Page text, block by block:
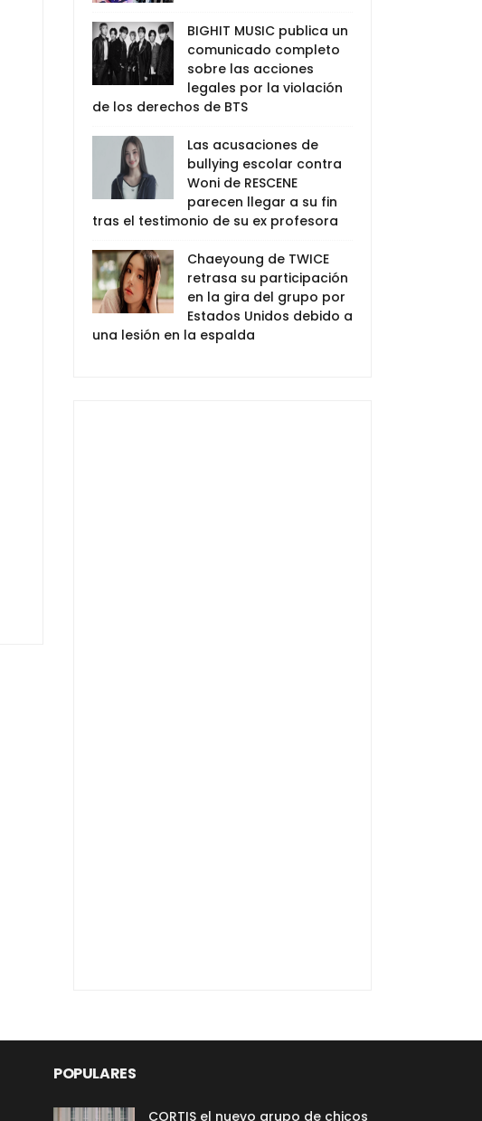
BIGHIT MUSIC publica un
comunicado completo
sobre las acciones
legales por la violación
de los derechos de BTS
Las acusaciones de
bullying escolar contra
Woni de RESCENE
parecen llegar a su fin
tras el testimonio de su ex profesora
Chaeyoung de TWICE
retrasa su participación
en la gira del grupo por
Estados Unidos debido a
una lesión en la espalda
POPULARES
CORTIS el nuevo grupo de chicos